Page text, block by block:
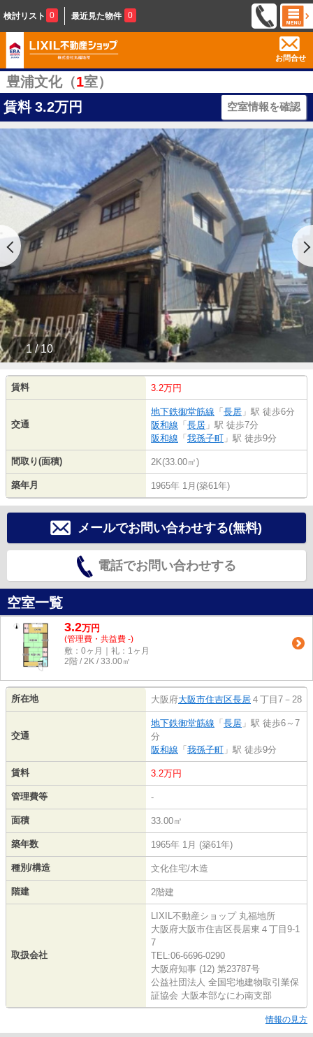
検討リスト 0 最近見た物件 0
お問合せ
豊浦文化（1室）
賃料 3.2万円 空室情報を確認
1 / 10
賃料 3.2万円
交通
地下鉄御堂筋線 「 長居 」駅 徒歩6分
阪和線 「 長居 」駅 徒歩7分
阪和線 「 我孫子町 」駅 徒歩9分
間取り(面積) 2K(33.00㎡)
築年月 1965年 1月(築61年)
メールでお問い合わせする(無料)
電話でお問い合わせする
空室一覧
3.2万円
(管理費・共益費 -)
敷：0ヶ月｜礼：1ヶ月
2階 / 2K / 33.00㎡
所在地 大阪府大阪市住吉区長居 ４丁目7－28
交通
地下鉄御堂筋線 「 長居 」駅 徒歩6～7
分
阪和線 「 我孫子町 」駅 徒歩9分
賃料 3.2万円
管理費等 -
面積 33.00㎡
築年数 1965年 1月 (築61年)
種別/構造 文化住宅/木造
階建 2階建
取扱会社
LIXIL不動産ショップ 丸福地所
大阪府大阪市住吉区長居東４丁目9-1
7
TEL:06-6696-0290
大阪府知事 (12) 第23787号
公益社団法人 全国宅地建物取引業保
証協会 大阪本部なにわ南支部
情報の見方